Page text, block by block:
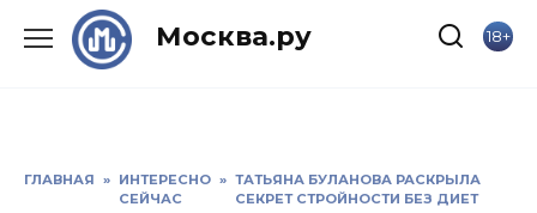
Москва.ру 18+
ГЛАВНАЯ » ИНТЕРЕСНО
СЕЙЧАС
» ТАТЬЯНА БУЛАНОВА РАСКРЫЛА
СЕКРЕТ СТРОЙНОСТИ БЕЗ ДИЕТ